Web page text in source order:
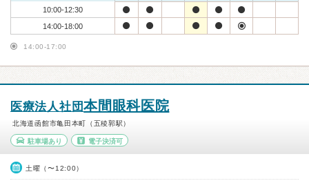
10:00-12:30
14:00-18:00
14:00-17:00
医療法人社団本間眼科医院
北海道函館市亀田本町（五稜郭駅）
駐車場あり 電子決済可
土曜（〜12:00）